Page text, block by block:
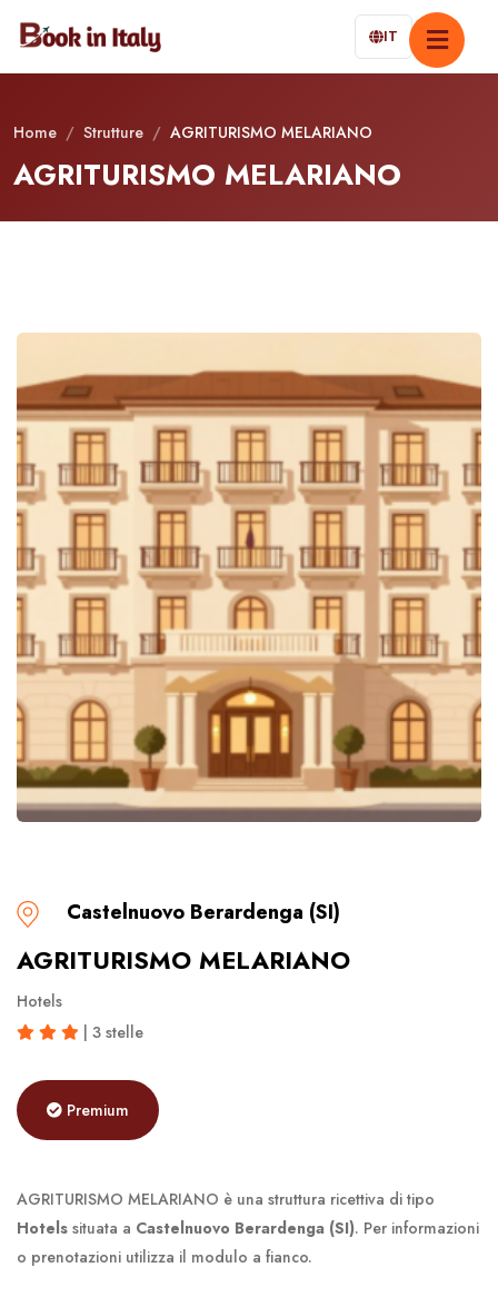
IT
Home / Strutture / AGRITURISMO MELARIANO
AGRITURISMO MELARIANO
Castelnuovo Berardenga (SI)
AGRITURISMO MELARIANO
Hotels
| 3 stelle
Premium
AGRITURISMO MELARIANO è una struttura ricettiva di tipo
Hotels situata a Castelnuovo Berardenga (SI). Per informazioni
o prenotazioni utilizza il modulo a fianco.